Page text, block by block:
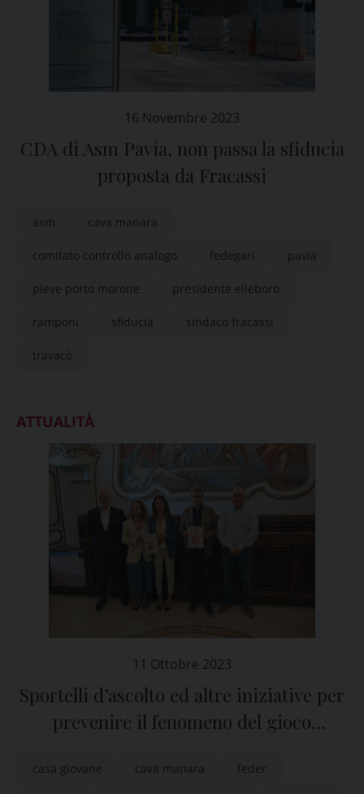
16 Novembre 2023
CDA di Asm Pavia, non passa la sfiducia
proposta da Fracassi
asm cava manara
comitato controllo analogo fedegari pavia
pieve porto morone presidente elleboro
ramponi sfiducia sindaco fracassi
travacò
ATTUALITÀ
11 Ottobre 2023
Sportelli d’ascolto ed altre iniziative per
prevenire il fenomeno del gioco
casa giovane cava manara feder